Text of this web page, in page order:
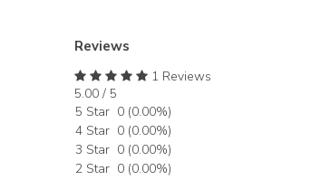
Reviews
1 Reviews
5.00 / 5
5 Star 0 (0.00%)
4 Star 0 (0.00%)
3 Star 0 (0.00%)
2 Star 0 (0.00%)